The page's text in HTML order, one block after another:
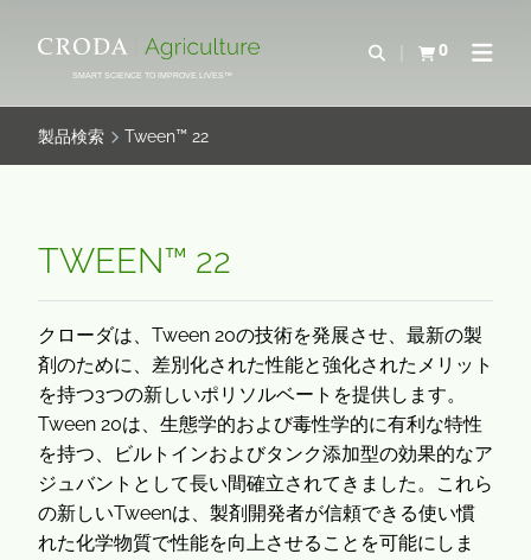
ン
を
ー
ス
SMART SCIENCE TO IMPROVE LIVES™
検索を開く
0
カートを確認す
ナビ
製品検索 Tween™ 22
TWEEN™ 22
クローダは、Tween 20の技術を発展させ、最新の製
剤のために、差別化された性能と強化されたメリット
を持つ3つの新しいポリソルベートを提供します。
Tween 20は、生態学的および毒性学的に有利な特性
を持つ、ビルトインおよびタンク添加型の効果的なア
ジュバントとして長い間確立されてきました。これら
の新しいTweenは、製剤開発者が信頼できる使い慣
れた化学物質で性能を向上させることを可能にしま